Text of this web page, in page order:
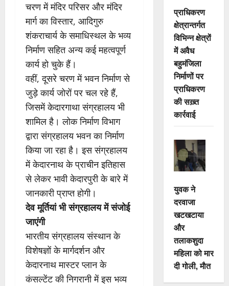
चरण में मंदिर परिसर और मंदिर
मार्ग का विस्तार, आदिगुरु
शंकराचार्य के समाधिस्थल के भव्य
निर्माण सहित अन्य कई महत्वपूर्ण
कार्य हो चुके हैं।
वहीं, दूसरे चरण में भवन निर्माण से
जुड़े कार्य जोरों पर चल रहे हैं,
जिसमें केदारगाथा संग्रहालय भी
शामिल है। लोक निर्माण विभाग
द्वारा संग्रहालय भवन का निर्माण
किया जा रहा है। इस संग्रहालय
में केदारनाथ के प्राचीन इतिहास
से लेकर भावी केदारपुरी के बारे में
जानकारी प्राप्त होगी।
देव मूर्तियां भी संग्रहालय में संजोई
जाएंगी
भारतीय संग्रहालय संस्थान के
विशेषज्ञों के मार्गदर्शन और
केदारनाथ मास्टर प्लान के
कंसल्टेंट की निगरानी में इस भव्य
प्राधिकरण
क्षेत्रान्तर्गत
विभिन्न क्षेत्रों
में अवैध
बहुमंजिला
निर्माणों पर
प्राधिकरण
की सख़्त
कार्रवाई
युवक ने
दरवाजा
खटखटाया
और
तलाकशुदा
महिला को मार
दी गोली, माैत